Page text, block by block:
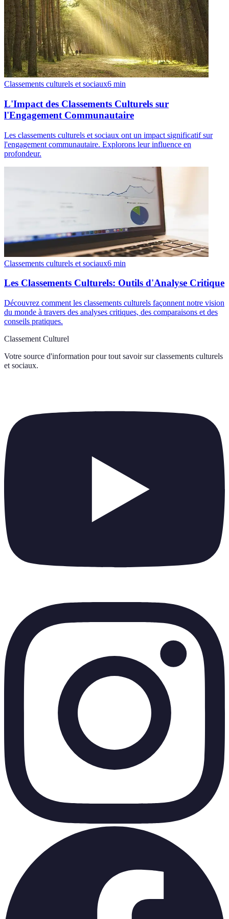
Classements culturels et sociaux6 min
L'Impact des Classements Culturels sur
l'Engagement Communautaire
Les classements culturels et sociaux ont un impact significatif sur
l'engagement communautaire. Explorons leur influence en
profondeur.
Classements culturels et sociaux6 min
Les Classements Culturels: Outils d'Analyse Critique
Découvrez comment les classements culturels façonnent notre vision
du monde à travers des analyses critiques, des comparaisons et des
conseils pratiques.
Classement Culturel
Votre source d'information pour tout savoir sur classements culturels
et sociaux.